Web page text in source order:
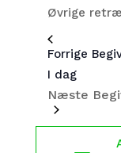
Øvrige
Forrige
I dag
Næste